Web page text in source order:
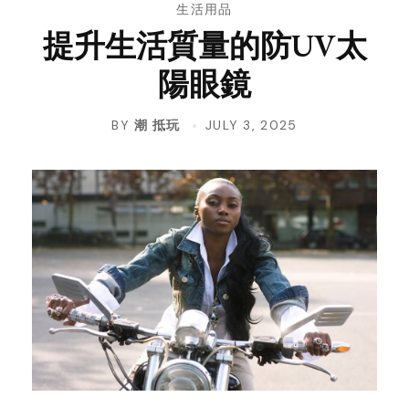
生活用品
提升生活質量的防UV太
陽眼鏡
BY潮 抵玩 JULY 3, 2025